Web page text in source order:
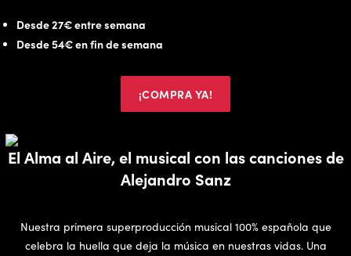
Desde 27€ entre semana
Desde 54€ en fin de semana
¡COMPRA YA!
El Alma al Aire, el musical con las canciones de
Alejandro Sanz
Nuestra primera superproducción musical 100% española que
celebra la huella que deja la música en nuestras vidas. Una